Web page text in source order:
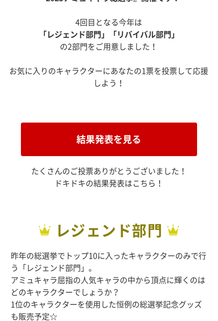
4回目となる今年は
「レジェンド部門」「リバイバル部門」
の2部門をご用意しました！
お気に入りのキャラクターにあなたの1票を投票して応援
しよう！
結果発表を見る
たくさんのご投票ありがとうございました！
ドキドキの結果発表はこちら！
レジェンド部門
昨年の総選挙でトップ10に入ったキャラクターのみで行
う「レジェンド部門」。
アミュキャラ屈指の人気キャラの中から頂点に輝くのは
どのキャラクターでしょうか？
1位のキャラクターを使用した恒例の総選挙記念グッズ
も販売予定☆